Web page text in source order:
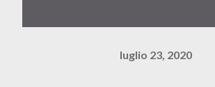
luglio 23, 2020